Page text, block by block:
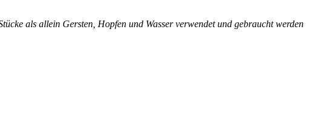
als allein Gersten, Hopfen und Wasser verwendet und gebraucht werden